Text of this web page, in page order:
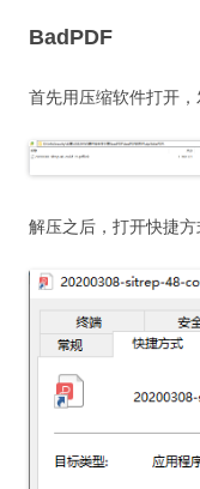
BadPDF
首先用压缩软件打开，
解压之后，打开快捷方